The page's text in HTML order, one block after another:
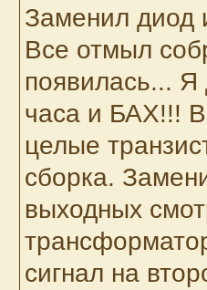
Заменил диод
Все отмыл
появилась...
часа и БАХ!!!
целые
сборка.
выходных
сигнал на